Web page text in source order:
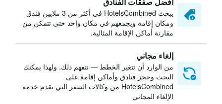
يبحث HotelsCombined في أكثر من 3 ملايين فندق
ومكان إقامة ويجمعهم في مكان واحد حتى تتمكن من
مقارنة أماكن الإقامة المثالية.
إلغاء مجاني
من الوارد أن تتغير الخطط — نتفهم ذلك. ولهذا يمكنك
البحث وحجز فنادق وأماكن إقامة على
HotelsCombined من وكالات السفر التي تقدم خدمة
الإلغاء المجاني